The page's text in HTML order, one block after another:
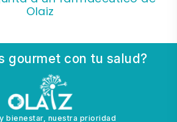
Olaiz
gourmet con tu salud?
bienestar, nuestra prioridad